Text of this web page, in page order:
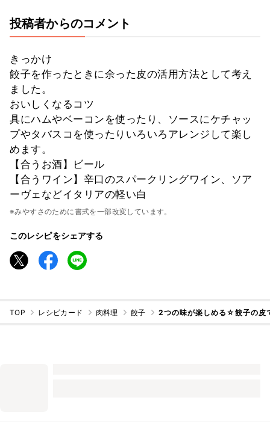
投稿者からのコメント
きっかけ
餃子を作ったときに余った皮の活用方法として考え
ました。
おいしくなるコツ
具にハムやベーコンを使ったり、ソースにケチャッ
プやタバスコを使ったりいろいろアレンジして楽し
めます。
【合うお酒】ビール
【合うワイン】辛口のスパークリングワイン、ソア
ーヴェなどイタリアの軽い白
※みやすさのために書式を一部改変しています。
このレシピをシェアする
TOP レシピカード 肉料理 餃子 2つの味が楽しめる☆餃子の皮